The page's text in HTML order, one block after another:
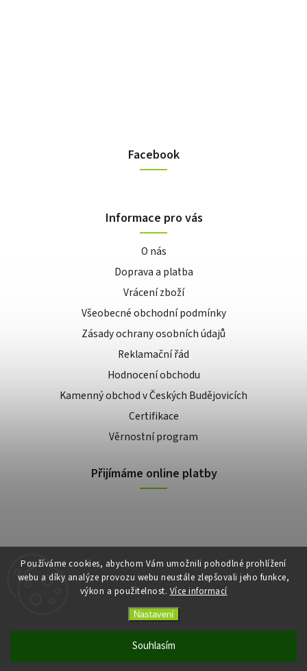
Používáme cookies, abychom Vám umožnili pohodlné prohlížení
webu a díky analýze provozu webu neustále zlepšovali jeho funkce,
výkon a použitelnost. Více informací
Nastavení
Souhlasím
Facebook
Informace pro vás
O nás
Doprava a platba
Vrácení zboží
Všeobecné obchodní podmínky
Zásady ochrany osobních údajů
Reklamační řád
Hodnocení obchodu
Kamenný obchod v Českých Budějovicích
Certifikace
Věrnostní program
Přijímáme online platby
Copyright 2026E-shop Slunečnice. Všechna práva vyhrazena.
VytvořilShoptet| Design